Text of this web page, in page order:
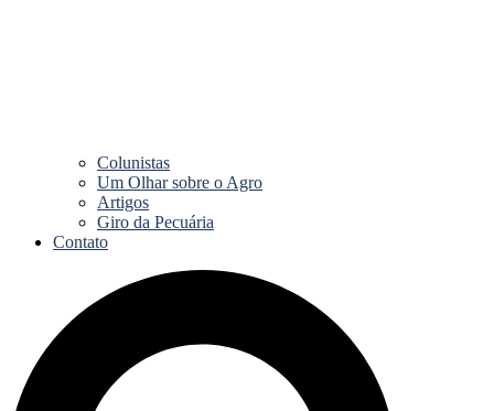
Colunistas
Um Olhar sobre o Agro
Artigos
Giro da Pecuária
Contato